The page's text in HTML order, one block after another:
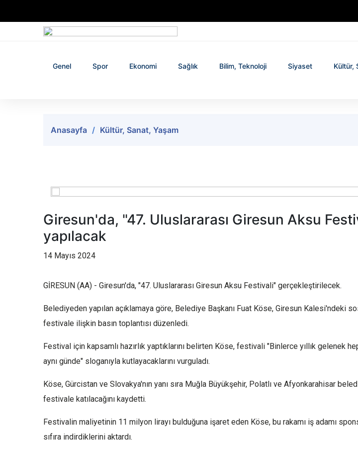
Genel Spor Ekonomi Sağlık Bilim, Teknoloji Siyaset Kültür,
Anasayfa Kültür, Sanat, Yaşam
Giresun'da, "47. Uluslararası Giresun Aksu
yapılacak
14 Mayıs 2024
GİRESUN (AA) - Giresun'da, "47. Uluslararası Giresun Aksu Festivali" gerçekleştirilecek.
Belediyeden yapılan açıklamaya göre, Belediye Başkanı Fuat Köse, Giresun Kalesi'ndeki
festivale ilişkin basın toplantısı düzenledi.
Festival için kapsamlı hazırlık yaptıklarını belirten Köse, festivali "Binlerce yıllık gelenek
aynı günde" sloganıyla kutlayacaklarını vurguladı.
Köse, Gürcistan ve Slovakya'nın yanı sıra Muğla Büyükşehir, Polatlı ve Afyonkarahisar
festivale katılacağını kaydetti.
Festivalin maliyetinin 11 milyon lirayı bulduğuna işaret eden Köse, bu rakamı iş adamı
sıfıra indirdiklerini aktardı.